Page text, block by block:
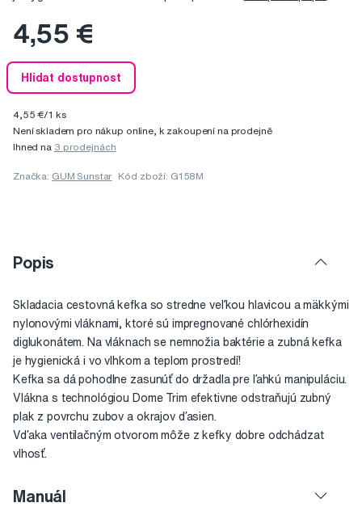
4,55 €
Hlídat dostupnost
4,55 €/1 ks
Není skladem pro nákup online, k zakoupení na prodejně
Ihned na 3 prodejnách
Značka: GUM Sunstar Kód zboží: G158M
Popis
Skladacia cestovná kefka so stredne veľkou hlavicou a mäkkými
nylonovými vláknami, ktoré sú impregnované chlórhexidín
diglukonátem. Na vláknach se nemnožia baktérie a zubná kefka
je hygienická i vo vlhkom a teplom prostredí!
Kefka sa dá pohodlne zasunúť do držadla pre ľahkú manipuláciu.
Vlákna s technológiou Dome Trim efektivne odstraňujú zubný
plak z povrchu zubov a okrajov ďasien.
Vďaka ventilačným otvorom môže z kefky dobre odchádzat
vlhosť.
Manuál